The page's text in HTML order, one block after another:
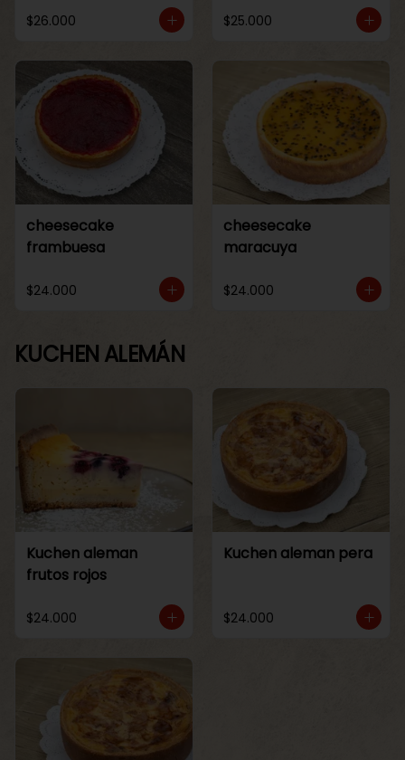
$26.000 $25.000
cheesecake
frambuesa
$24.000
cheesecake
maracuya
$24.000
KUCHEN ALEMÁN
Kuchen aleman
frutos rojos
$24.000
Kuchen aleman pera
$24.000